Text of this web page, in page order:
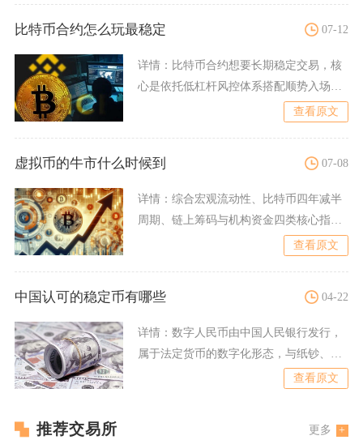
比特币合约怎么玩最稳定 07-12
详情： 比特币合约想要长期稳定交易，核
心是依托低杠杆风控体系搭配顺势入场规
查看原文
虚拟币的牛市什么时候到 07-08
详情： 综合宏观流动性、比特币四年减半
周期、链上筹码与机构资金四类核心指标
查看原文
中国认可的稳定币有哪些 04-22
详情： 数字人民币由中国人民银行发行，
属于法定货币的数字化形态，与纸钞、硬
查看原文
推荐交易所 更多